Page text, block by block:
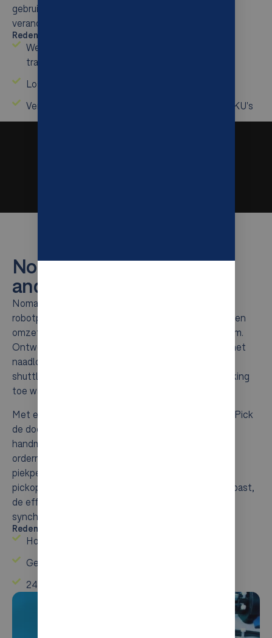
gebruiksvriendelijk is en gebouwd is voor continue
verandering.
Redenen voor Sereact:
Werkt met AutoStore poorten, shuttles,
transportbanden en AMR-feeds
Losed-loop regeling voor consistent pluksucces
Verwerkt rommelige, gemengde en ongeziene SKU's
Nomagic intelligente pick-
and-place robots
Nomagic’s justPick is een high-performance
robotpickingoplossing die handmatig orderverzamelen
omzet in een consistente, geautomatiseerde stroom.
Ontworpen voor moderne intralogistiek integreert het
naadloos met bestaande AutoStore™- en
shuttlesystemen en voegt het intelligente stukpicking
toe waar dit de meeste impact heeft.
Met een volledig autonome 24/7-werking helpt justPick
de doorvoer te stabiliseren, de afhankelijkheid van
handmatige arbeid te verminderen en de
ordernauwkeurigheid te verbeteren, vooral tijdens
piekperioden. Het resultaat is een schaalbare
pickoplossing die naadloos in uw huidige opstelling past,
de efficiëntie verhoogt en uw magazijnprestaties
synchroon houdt, ploeg na ploeg.
Redenen voor Nomagic justPick:
Hoge doorvoer:
Geavanceerde AI-integratie
24/7 operationele ondersteuning